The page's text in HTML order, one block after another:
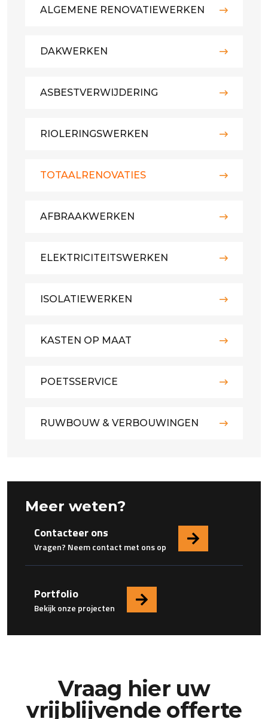
ALGEMENE RENOVATIEWERKEN
DAKWERKEN
ASBESTVERWIJDERING
RIOLERINGSWERKEN
TOTAALRENOVATIES
AFBRAAKWERKEN
ELEKTRICITEITSWERKEN
ISOLATIEWERKEN
KASTEN OP MAAT
POETSSERVICE
RUWBOUW & VERBOUWINGEN
Meer weten?
Contacteer ons
Vragen? Neem contact met ons op
Portfolio
Bekijk onze projecten
Vraag hier uw
vrijblijvende offerte